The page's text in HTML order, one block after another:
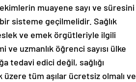
muayene sayı ve süresini
sisteme geçilmelidir. Sağlık
ve emek örgütleriyle ilgili
ve uzmanlık öğrenci sayısı ülke
tedavi edici değil, sağlığı
üzere tüm aşılar ücretsiz olmalı ve